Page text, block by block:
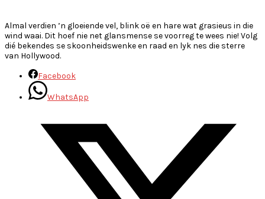
Almal verdien ’n gloeiende vel, blink oë en hare wat grasieus in die
wind waai. Dit hoef nie net glansmense se voorreg te wees nie! Volg
dié bekendes se skoonheidswenke en raad en lyk nes die sterre
van Hollywood.
Facebook
WhatsApp